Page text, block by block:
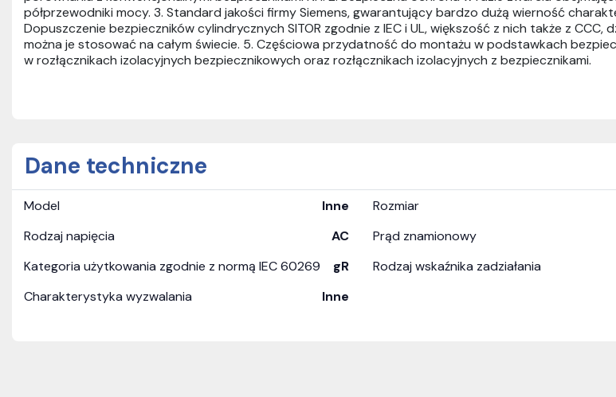
półprzewodniki mocy. 3. Standard jakości firmy Siemens, gwarantujący bardzo dużą wierność
Dopuszczenie bezpieczników cylindrycznych SITOR zgodnie z IEC i UL, większość z nich także z CCC,
można je stosować na całym świecie. 5. Częściowa przydatność do montażu w podstawkach
w rozłącznikach izolacyjnych bezpiecznikowych oraz rozłącznikach izolacyjnych z bezpiecznikami.
Dane techniczne
Model Inne Rozmiar
Rodzaj napięcia
AC Prąd znamionowy
Kategoria użytkowania zgodnie z normą IEC 60269
gR Rodzaj wskaźnika zadziałania
Charakterystyka wyzwalania
Inne